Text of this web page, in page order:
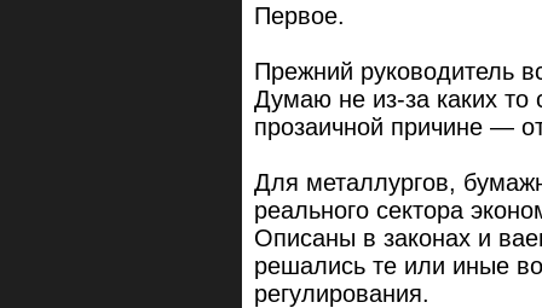
Первое.
Прежний руководитель
Думаю не из-за каких то
прозаичной причине —
Для металлургов,
реального сектора
Описаны в законах и
решались те или иные
регулирования.